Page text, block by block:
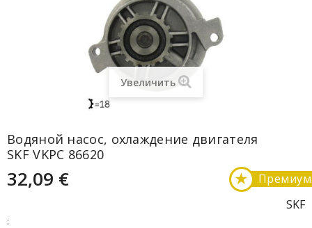
Увеличить
Водяной насос, охлаждение двигателя
SKF VKPC 86620
32,09 € Премиум
★
SKF
: